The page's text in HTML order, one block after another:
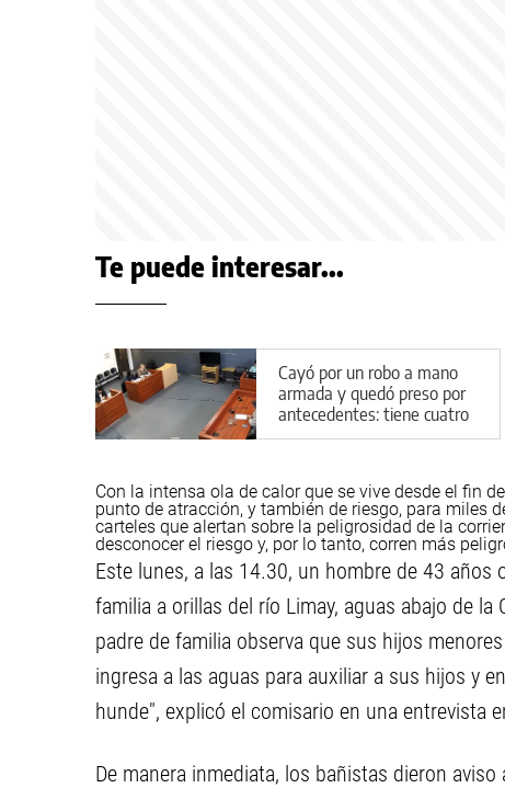
Te puede interesar...
Cayó por un robo a mano
armada y quedó preso por
antecedentes: tiene cuatro
causas abiertas
Con la intensa ola de calor que se vive desde el fin
punto de atracción, y también de riesgo, para miles
carteles que alertan sobre la peligrosidad de la
desconocer el riesgo y, por lo tanto, corren más
Este lunes, a las 14.30, un hombre de 43
familia a orillas del río Limay, aguas abajo de
padre de familia observa que sus hijos
ingresa a las aguas para auxiliar a sus hijos y
hunde", explicó el comisario en una entrevista
De manera inmediata, los bañistas dieron